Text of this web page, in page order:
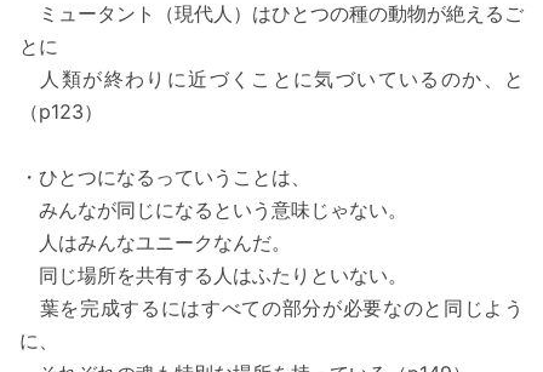
ミュータント（現代人）はひとつの種の動物が絶えるご
とに
人類が終わりに近づくことに気づいているのか、と
（p123）
・ひとつになるっていうことは、
みんなが同じになるという意味じゃない。
人はみんなユニークなんだ。
同じ場所を共有する人はふたりといない。
葉を完成するにはすべての部分が必要なのと同じよう
に、